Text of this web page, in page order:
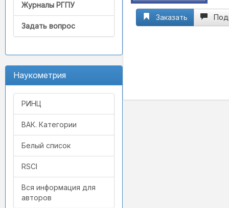
Журналы РГПУ
Задать вопрос
Наукометрия
РИНЦ
ВАК. Категории
Белый список
RSCI
Вся информация для
авторов
Заказать